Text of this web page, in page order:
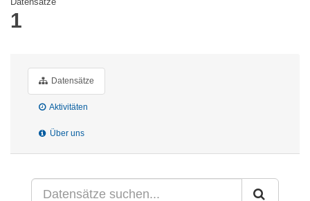
1
Datensätze
Aktivitäten
Über uns